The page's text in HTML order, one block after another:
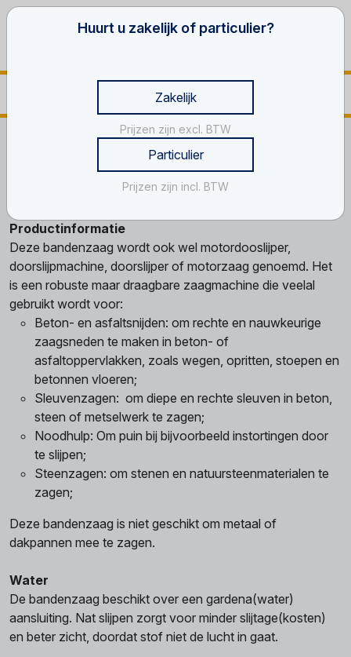
Gereedschappen Steen- en beton
Productinformatie
Deze bandenzaag wordt ook wel motordooslijper,
doorslijpmachine, doorslijper of motorzaag genoemd. Het
is een robuste maar draagbare zaagmachine die veelal
gebruikt wordt voor:
Beton- en asfaltsnijden: om rechte en nauwkeurige
zaagsneden te maken in beton- of
asfaltoppervlakken, zoals wegen, opritten, stoepen en
betonnen vloeren;
Sleuvenzagen: om diepe en rechte sleuven in beton,
steen of metselwerk te zagen;
Noodhulp: Om puin bij bijvoorbeeld instortingen door
te slijpen;
Steenzagen: om stenen en natuursteenmaterialen te
zagen;
Deze bandenzaag is niet geschikt om metaal of
dakpannen mee te zagen.
Water
De bandenzaag beschikt over een gardena(water)
aansluiting. Nat slijpen zorgt voor minder slijtage(kosten)
en beter zicht, doordat stof niet de lucht in gaat.
Huurt u zakelijk of particulier?
Zakelijk
Prijzen zijn excl. BTW
Particulier
Prijzen zijn incl. BTW